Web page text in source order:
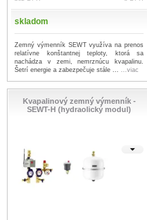
skladom
Zemný výmenník SEWT využíva na prenos
relatívne konštantnej teploty, ktorá sa
nachádza v zemi, nemrznúcu kvapalinu.
Šetrí energie a zabezpečuje stále ...
...viac
Kvapalinový zemný výmenník -
SEWT-H (hydraolický modul)